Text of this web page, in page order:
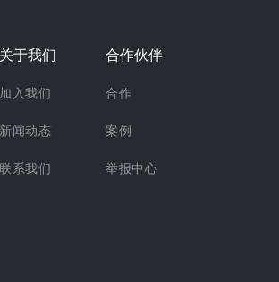
关于我们
加入我们
新闻动态
联系我们
合作伙伴
合作
案例
举报中心